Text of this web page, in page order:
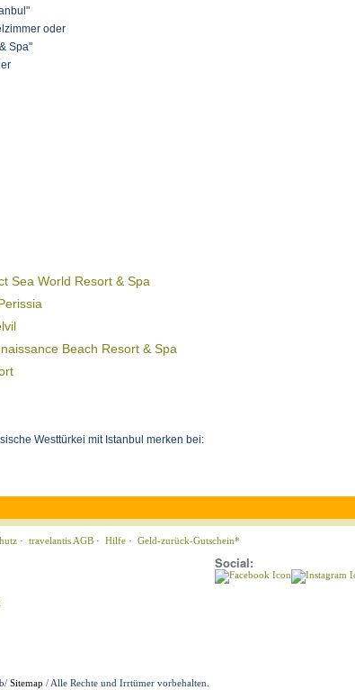
oder
Spa"
Sea World Resort & Spa
Beach Resort & Spa
Westtürkei mit Istanbul merken bei:
· travelantis AGB · Hilfe · Geld-zurück-Gutschein*
Social:
Sitemap / Alle Rechte und Irrtümer vorbehalten.